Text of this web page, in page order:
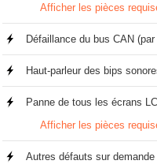
Afficher les pièces
Défaillance du bus CAN
Haut-parleur des bips
Panne de tous les écrans
Afficher les pièces
Autres défauts sur demande